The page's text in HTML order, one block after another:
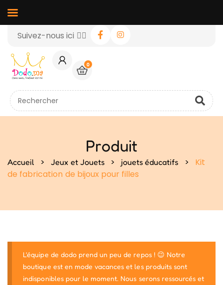
Suivez-nous ici 👉🏻
0
Produit
Accueil > Jeux et Jouets > jouets éducatifs >
Kit
de fabrication de bijoux pour filles
L'équipe de dodo prend un peu de repos ! 😉 Notre
boutique est en mode vacances et les produits sont
indisponibles pour le moment. Nous serons ressourcés et